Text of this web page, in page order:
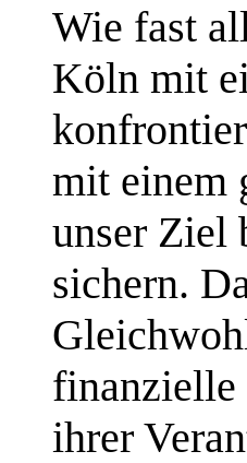
Wie fast
Köln mit
mit einem
unser Ziel
sichern.
finanzielle
ihrer